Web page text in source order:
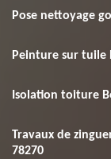
Pose nettoyage
Peinture sur tuile
Isolation toiture
Travaux de
78270